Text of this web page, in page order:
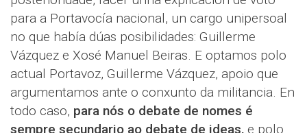
para a Portavocía nacional, un cargo unipersoal
no que había dúas posibilidades: Guillerme
Vázquez e Xosé Manuel Beiras. E optamos polo
actual Portavoz, Guillerme Vázquez, apoio que
argumentamos ante o conxunto da militancia. En
todo caso, para nós o debate de nomes é
sempre secundario ao debate de ideas, e polo